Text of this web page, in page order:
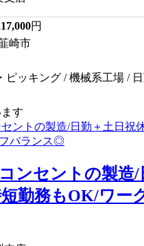
円
崎市
ピッキング / 機械系工場 /
す
ンセントの製造/
勤務もOK/ワー